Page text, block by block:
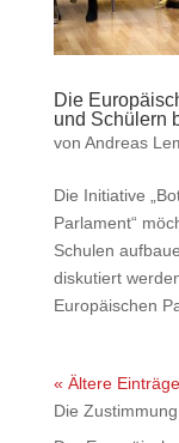
Die
und Schülern
von Andreas
Die Initiative
Parlament“
Schulen
diskutiert
Europäischen
« Ältere Einträge
Die